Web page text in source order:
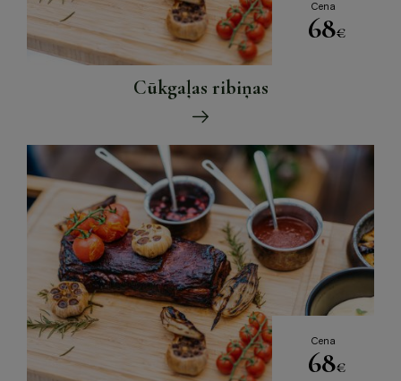
Cena
68€
Cūkgaļas ribiņas
Cena
68€